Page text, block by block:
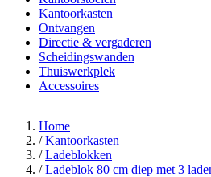
Kantoorkasten
Ontvangen
Directie & vergaderen
Scheidingswanden
Thuiswerkplek
Accessoires
Home
/ Kantoorkasten
/ Ladeblokken
/ Ladeblok 80 cm diep met 3